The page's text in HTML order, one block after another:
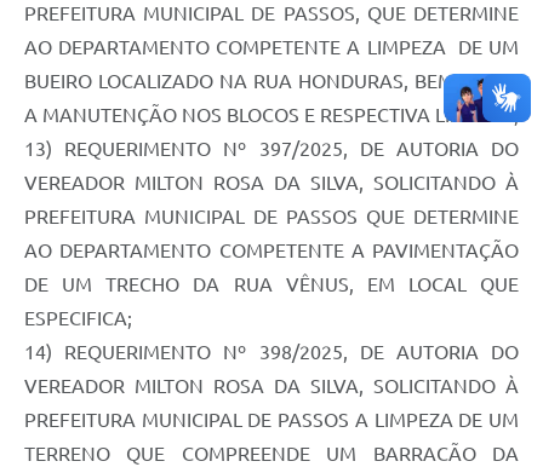
PREFEITURA MUNICIPAL DE PASSOS, QUE DETERMINE
AO DEPARTAMENTO COMPETENTE A LIMPEZA DE UM
BUEIRO LOCALIZADO NA RUA HONDURAS, BEM COMO
A MANUTENÇÃO NOS BLOCOS E RESPECTIVA LIMPEZA;
13) REQUERIMENTO Nº 397/2025, DE AUTORIA DO
VEREADOR MILTON ROSA DA SILVA, SOLICITANDO À
PREFEITURA MUNICIPAL DE PASSOS QUE DETERMINE
AO DEPARTAMENTO COMPETENTE A PAVIMENTAÇÃO
DE UM TRECHO DA RUA VÊNUS, EM LOCAL QUE
ESPECIFICA;
14) REQUERIMENTO Nº 398/2025, DE AUTORIA DO
VEREADOR MILTON ROSA DA SILVA, SOLICITANDO À
PREFEITURA MUNICIPAL DE PASSOS A LIMPEZA DE UM
TERRENO QUE COMPREENDE UM BARRACÃO DA